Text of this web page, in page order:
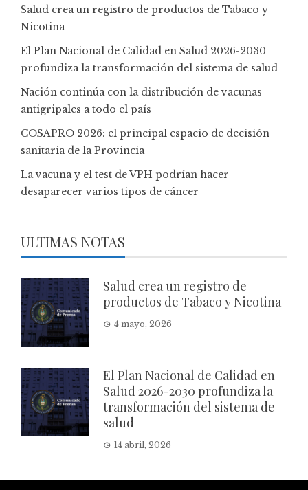
Salud crea un registro de productos de Tabaco y
Nicotina
El Plan Nacional de Calidad en Salud 2026-2030
profundiza la transformación del sistema de salud
Nación continúa con la distribución de vacunas
antigripales a todo el país
COSAPRO 2026: el principal espacio de decisión
sanitaria de la Provincia
La vacuna y el test de VPH podrían hacer
desaparecer varios tipos de cáncer
ULTIMAS NOTAS
Salud crea un registro de
productos de Tabaco y Nicotina
4 mayo, 2026
El Plan Nacional de Calidad en
Salud 2026-2030 profundiza la
transformación del sistema de
salud
14 abril, 2026